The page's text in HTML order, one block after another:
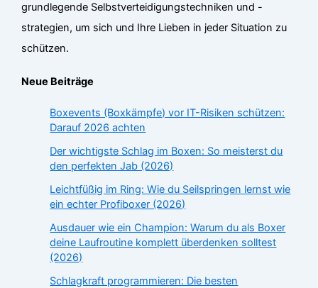
grundlegende Selbstverteidigungstechniken und -
strategien, um sich und Ihre Lieben in jeder Situation zu
schützen.
Neue Beiträge
Boxevents (Boxkämpfe) vor IT-Risiken schützen:
Darauf 2026 achten
Der wichtigste Schlag im Boxen: So meisterst du
den perfekten Jab (2026)
Leichtfüßig im Ring: Wie du Seilspringen lernst wie
ein echter Profiboxer (2026)
Ausdauer wie ein Champion: Warum du als Boxer
deine Laufroutine komplett überdenken solltest
(2026)
Schlagkraft programmieren: Die besten